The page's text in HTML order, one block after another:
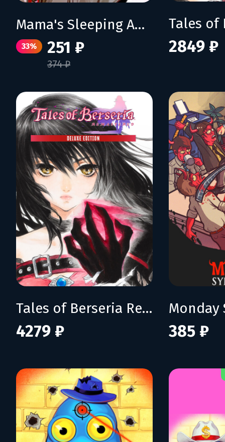
Mama's Sleeping Angels
33% 251 ₽
374 ₽
2849 ₽
Tales of Berseria Remastered: Deluxe Edition
4279 ₽
Monday
385 ₽